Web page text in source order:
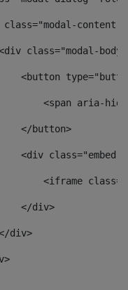
class="modal-
class="modal-
<button
<span aria-
</button>
<div
<iframe
</div>
div>